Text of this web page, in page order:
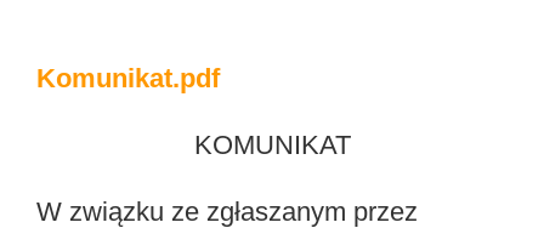
Komunikat.pdf
KOMUNIKAT
W związku ze zgłaszanym przez